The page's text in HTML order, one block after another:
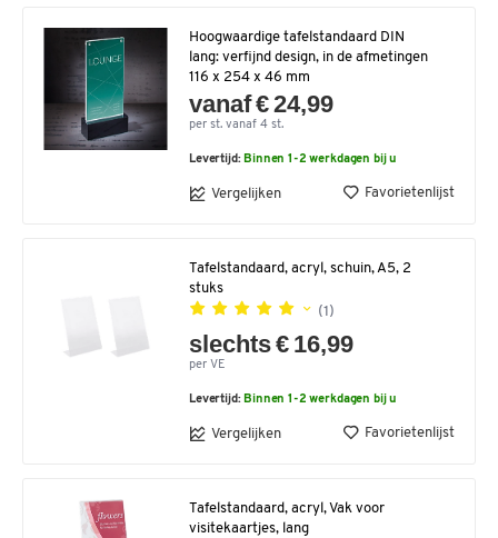
Hoogwaardige tafelstandaard DIN
lang: verfijnd design, in de afmetingen
116 x 254 x 46 mm
vanaf € 24,99
per st. vanaf 4 st.
Levertijd: Binnen 1-2 werkdagen bij u
Vergelijken Favorietenlijst
Tafelstandaard, acryl, schuin, A5, 2
stuks
(1)
slechts € 16,99
per VE
Levertijd: Binnen 1-2 werkdagen bij u
Vergelijken Favorietenlijst
Tafelstandaard, acryl, Vak voor
visitekaartjes, lang